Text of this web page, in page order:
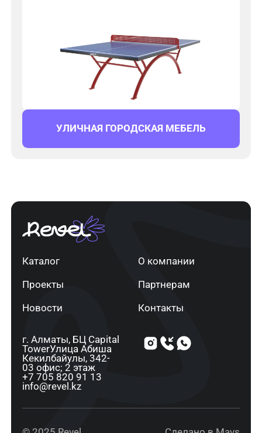
УЛИЧНАЯ ГОРОДСКАЯ МЕБЕЛЬ
Каталог
О компании
Проекты
Партнерам
Новости
Контакты
г. Алматы, ​БЦ Capital
Tower​Улица Абиша
Кекилбайулы, 34​2-
03 офис; 2 этаж
+7 705 820 91 13
info@revel.kz